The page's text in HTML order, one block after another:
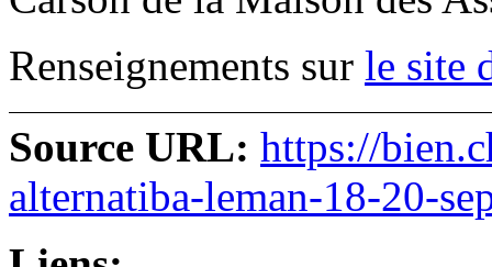
Renseignements sur le site
Source URL: https://
alternatiba-leman-18-20-